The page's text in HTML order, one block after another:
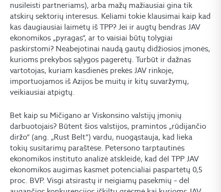
nusileisti partneriams), arba mažų mažiausiai gina tik
atskirų sektorių interesus. Keliami tokie klausimai kaip kad
kas daugiausiai laimėtų iš TPP? Jei ir augtų bendras JAV
ekonomikos „pyragas“, ar to vaisiai būtų tolygiai
paskirstomi? Neabejotinai naudą gautų didžiosios įmonės,
kurioms prekybos sąlygos pagerėtų. Turbūt ir dažnas
vartotojas, kuriam kasdienės prekės JAV rinkoje,
importuojamos iš Azijos be muitų ir kitų suvaržymų,
veikiausiai atpigtų.
Bet kaip su Mičigano ar Viskonsino valstijų įmonių
darbuotojais? Būtent šios valstijos, pramintos „rūdijančio
diržo“ (ang. „Rust Belt“) vardu, nuogąstauja, kad lieka
tokių susitarimų paraštėse. Petersono tarptautinės
ekonomikos instituto analizė atskleidė, kad dėl TPP JAV
ekonomikos augimas kasmet potencialiai paspartėtų 0,5
proc. BVP. Visgi atsirastų ir neigiamų pasekmių – dėl